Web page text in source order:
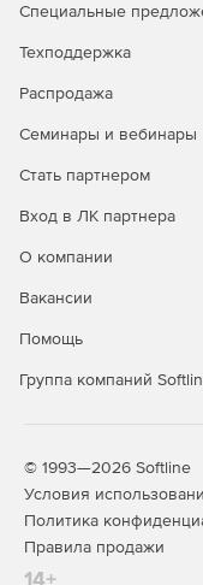
резки ножом на
водой, плазмой,
резки.
изготовления
Интеграция
системами.
Специальные
Техподдержка
Распродажа
Семинары и вебинары
Стать партнером
Вход в ЛК партнера
О компании
Вакансии
Помощь
Группа компаний
© 1993—2026 Softline
Условия
Политика
Правила продажи
14+